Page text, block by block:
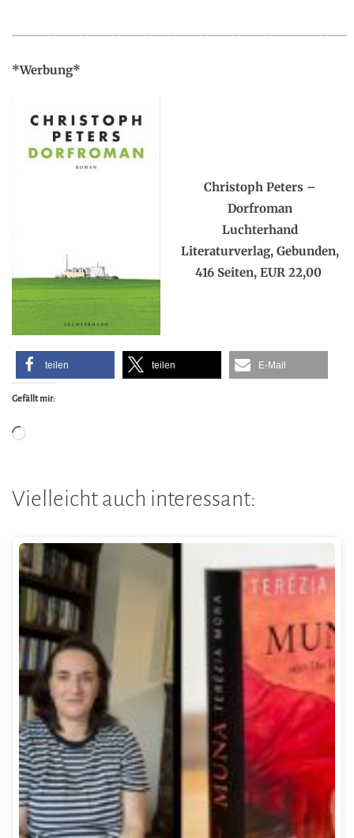
*Werbung*
Christoph Peters –
Dorfroman
Luchterhand
Literaturverlag, Gebunden,
416 Seiten, EUR 22,00
teilen teilen E-Mail
Gefällt mir:
Wird
Vielleicht auch interessant: